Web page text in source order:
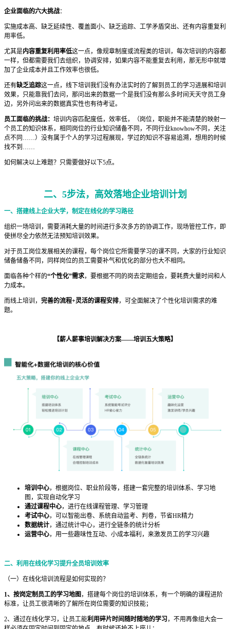
企业面临的六大挑战：
实施成本高、缺乏延续性、覆盖面小、缺乏追踪、工学矛盾突出、还有内容重复利
用率低。
尤其是内容重复利用率低这一点，像规章制度或流程类的培训，每次培训的内容都
一样，但都需要我们去组织，协调安排，如果内容不能重复去利用，那无形中就增
加了企业成本并且工作效率也很低。
还有缺乏追踪这一点，线下培训我们没有办法实时的了解到员工的学习进展和培训
效果，只能靠我们去问，那问出来的数据一个是我们没有那么多时间天天守员工身
边，另外问出来的数据真实性也有待考证。
员工面临的挑战： 培训内容匹配度低，效率低，（岗位，职能并不能清楚的映射一
个员工的知识体系，相同岗位的行业知识储备不同，不同行业knowhow不同，关注
点不同……）没有属于个人的学习过程展现，学过的知识不容易追溯，想用的时候
找不到……
如何解决以上难题？只需要做好以下5点。
二、5步法，高效落地企业培训计划
一、搭建线上企业大学，制定在线化的学习路径
组织一场培训，需要消耗大量的时间进行多次多方的协调工作，现场管控工作，即
使拼尽全力依然无法预知培训效果。
对于员工岗位发展相关的课程，每个岗位它所需要学习的课不同，大家的行业知识
储备储备不同，同样岗位的员工需要补气和优化的部分也大不相同。
面临各种个样的“个性化”需求，要根据不同的岗去定期组会，要耗费大量时间和人
力成本。
而线上培训， 完善的流程+灵活的课程安排，可全面解决了个性化培训需求的难
题。
【薪人薪事培训解决方案——培训五大策略】
培训中心，根据岗位、职业阶段等，搭建一套完整的培训体系、学习地
图，实现自动化学习
通过课程中心，进行在线课程管理、学习管理
考试中心，可以智能出卷、系统自动监考、判卷，节省HR精力
数据统计，通过统计中心，进行全链条的统计分析
运营中心，用一些趣味性互动、小成本福利，来激发员工的学习兴趣
二、利用在线化学习提升全员培训效率
（一）在线化培训流程是如何实现的？
1、按岗定制员工的学习地图 ，搭建每个岗位的培训体系，有一个明确的课程进阶
标准，让员工很清晰的了解所在岗位需要的知识技能；
2、通过在线化学习，让员工能利用碎片时间随时随地的学习，不用再像组大会一